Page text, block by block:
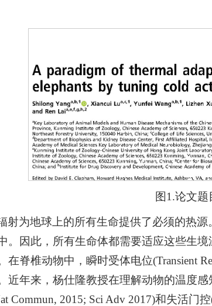
图1.论文
射为地球上的所有生命提供了必须的热
。因此，所有生命体都需要适应这些生
在脊椎动物中，瞬时受体电位(Transient
近年来，杨仕隆教授在理解动物的温度
Commun, 2015; Sci Adv 2017)和失活门